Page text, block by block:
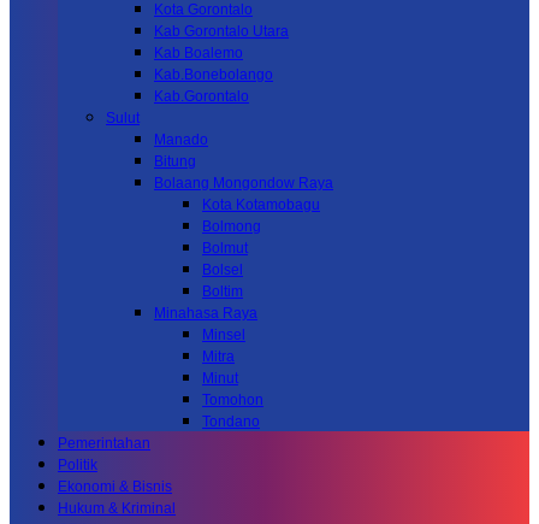
Kota Gorontalo
Kab Gorontalo Utara
Kab Boalemo
Kab.Bonebolango
Kab.Gorontalo
Sulut
Manado
Bitung
Bolaang Mongondow Raya
Kota Kotamobagu
Bolmong
Bolmut
Bolsel
Boltim
Minahasa Raya
Minsel
Mitra
Minut
Tomohon
Tondano
Pemerintahan
Politik
Ekonomi & Bisnis
Hukum & Kriminal